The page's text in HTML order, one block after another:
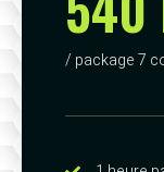
/ package 7